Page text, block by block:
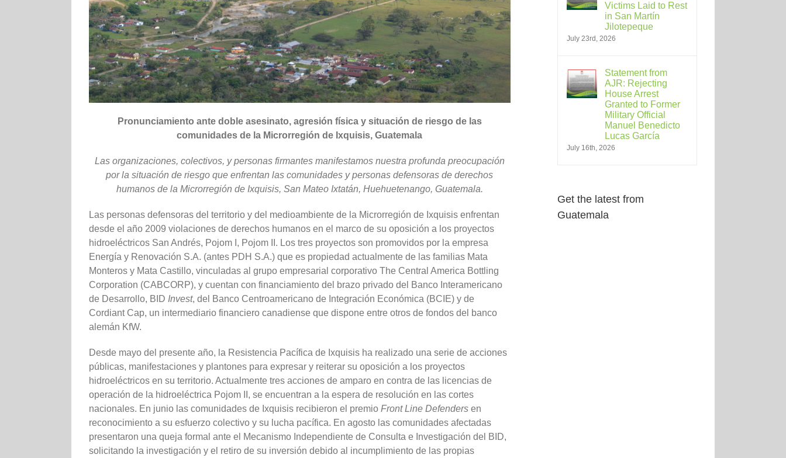
Pronunciamiento ante doble asesinato, agresión física y situación de riesgo de las
comunidades de la Microrregión de Ixquisis, Guatemala
Las organizaciones, colectivos, y personas firmantes manifestamos nuestra profunda preocupación
por la situación de riesgo que enfrentan las comunidades y personas defensoras de derechos
humanos de la Microrregión de Ixquisis, San Mateo Ixtatán, Huehuetenango, Guatemala.
Las personas defensoras del territorio y del medioambiente de la Microrregión de Ixquisis enfrentan
desde el año 2009 violaciones de derechos humanos en el marco de su oposición a los proyectos
hidroeléctricos San Andrés, Pojom I, Pojom II. Los tres proyectos son promovidos por la empresa
Energía y Renovación S.A. (antes PDH S.A.) que es propiedad actualmente de las familias Mata
Monteros y Mata Castillo, vinculadas al grupo empresarial corporativo The Central America Bottling
Corporation (CABCORP), y cuentan con financiamiento del brazo privado del Banco Interamericano
de Desarrollo, BID Invest, del Banco Centroamericano de Integración Económica (BCIE) y de
Cordiant Cap, un intermediario financiero canadiense que dispone entre otros de fondos del banco
alemán KfW.
Desde mayo del presente año, la Resistencia Pacífica de Ixquisis ha realizado una serie de acciones
públicas, manifestaciones y plantones para expresar y reiterar su oposición a los proyectos
hidroeléctricos en su territorio. Actualmente tres acciones de amparo en contra de las licencias de
operación de la hidroeléctrica Pojom II, se encuentran a la espera de resolución en las cortes
nacionales. En junio las comunidades de Ixquisis recibieron el premio Front Line Defenders en
reconocimiento a su esfuerzo colectivo y su lucha pacífica. En agosto las comunidades afectadas
presentaron una queja formal ante el Mecanismo Independiente de Consulta e Investigación del BID,
solicitando la investigación y el retiro de su inversión debido al incumplimiento de las propias
Victims Laid to Rest
in San Martín
Jilotepeque
July 23rd, 2026
Statement from
AJR: Rejecting
House Arrest
Granted to Former
Military Official
Manuel Benedicto
Lucas García
July 16th, 2026
Get the latest from
Guatemala